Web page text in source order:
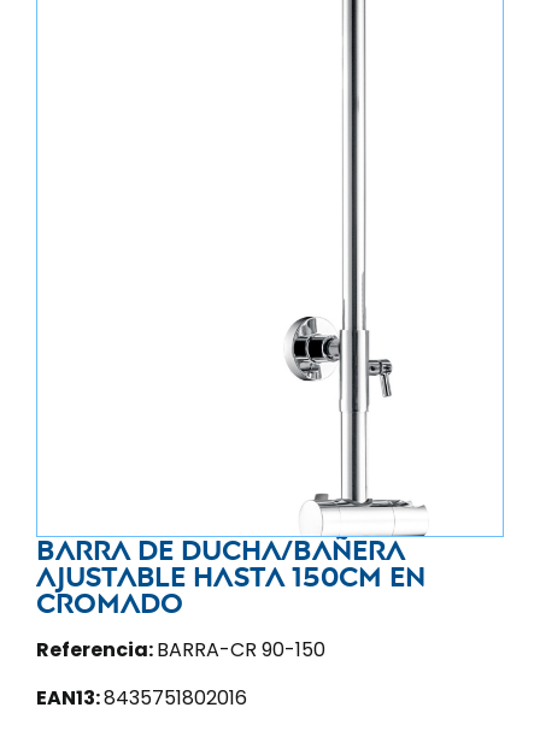
Barra de ducha/bañera
ajustable hasta 150CM en
cromado
Referencia:BARRA-CR 90-150
EAN13:8435751802016